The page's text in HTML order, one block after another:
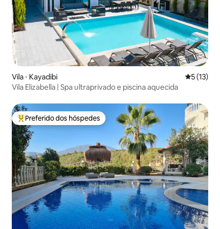
Vila ⋅ Kayadibi 5 de uma
5 (13)
Vila Elizabella | Spa ultraprivado e piscina aquecida
Entre os melhores preferidos dos hóspedes
Preferido dos hóspedes